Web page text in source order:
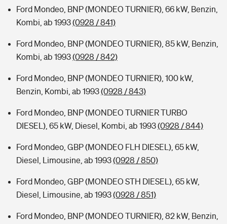
Ford Mondeo, BNP (MONDEO TURNIER), 66 kW, Benzin,
Kombi, ab 1993(0928 / 841)
Ford Mondeo, BNP (MONDEO TURNIER), 85 kW, Benzin,
Kombi, ab 1993(0928 / 842)
Ford Mondeo, BNP (MONDEO TURNIER), 100 kW,
Benzin, Kombi, ab 1993(0928 / 843)
Ford Mondeo, BNP (MONDEO TURNIER TURBO
DIESEL), 65 kW, Diesel, Kombi, ab 1993(0928 / 844)
Ford Mondeo, GBP (MONDEO FLH DIESEL), 65 kW,
Diesel, Limousine, ab 1993(0928 / 850)
Ford Mondeo, GBP (MONDEO STH DIESEL), 65 kW,
Diesel, Limousine, ab 1993(0928 / 851)
Ford Mondeo, BNP (MONDEO TURNIER), 82 kW, Benzin,